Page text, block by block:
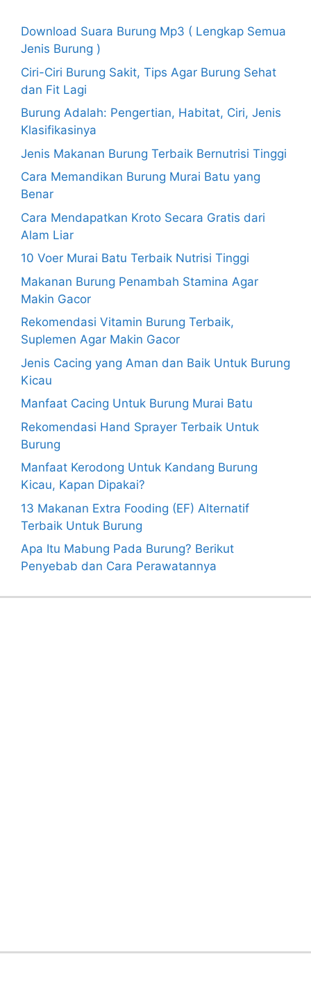
Download Suara Burung Mp3 ( Lengkap Semua
Jenis Burung )
Ciri-Ciri Burung Sakit, Tips Agar Burung Sehat
dan Fit Lagi
Burung Adalah: Pengertian, Habitat, Ciri, Jenis
Klasifikasinya
Jenis Makanan Burung Terbaik Bernutrisi Tinggi
Cara Memandikan Burung Murai Batu yang
Benar
Cara Mendapatkan Kroto Secara Gratis dari
Alam Liar
10 Voer Murai Batu Terbaik Nutrisi Tinggi
Makanan Burung Penambah Stamina Agar
Makin Gacor
Rekomendasi Vitamin Burung Terbaik,
Suplemen Agar Makin Gacor
Jenis Cacing yang Aman dan Baik Untuk Burung
Kicau
Manfaat Cacing Untuk Burung Murai Batu
Rekomendasi Hand Sprayer Terbaik Untuk
Burung
Manfaat Kerodong Untuk Kandang Burung
Kicau, Kapan Dipakai?
13 Makanan Extra Fooding (EF) Alternatif
Terbaik Untuk Burung
Apa Itu Mabung Pada Burung? Berikut
Penyebab dan Cara Perawatannya